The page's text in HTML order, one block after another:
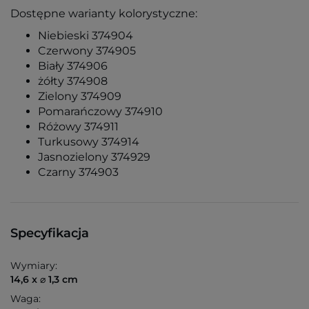
Dostępne warianty kolorystyczne:
Niebieski 374904
Czerwony 374905
Biały 374906
żółty 374908
Zielony 374909
Pomarańczowy 374910
Różowy 374911
Turkusowy 374914
Jasnozielony 374929
Czarny 374903
Specyfikacja
Wymiary:
14,6 x ⌀ 1,3 cm
Waga: